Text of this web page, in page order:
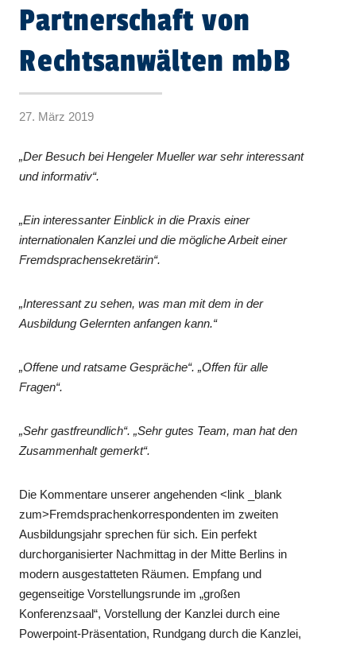
Partnerschaft von
Rechtsanwälten mbB
27. März 2019
„Der Besuch bei Hengeler Mueller war sehr interessant
und informativ“.
„Ein interessanter Einblick in die Praxis einer
internationalen Kanzlei und die mögliche Arbeit einer
Fremdsprachensekretärin“.
„Interessant zu sehen, was man mit dem in der
Ausbildung Gelernten anfangen kann.“
„Offene und ratsame Gespräche“. „Offen für alle
Fragen“.
„Sehr gastfreundlich“. „Sehr gutes Team, man hat den
Zusammenhalt gemerkt“.
Die Kommentare unserer angehenden <link _blank
zum>Fremdsprachenkorrespondenten im zweiten
Ausbildungsjahr sprechen für sich. Ein perfekt
durchorganisierter Nachmittag in der Mitte Berlins in
modern ausgestatteten Räumen. Empfang und
gegenseitige Vorstellungsrunde im „großen
Konferenzsaal“, Vorstellung der Kanzlei durch eine
Powerpoint-Präsentation, Rundgang durch die Kanzlei,